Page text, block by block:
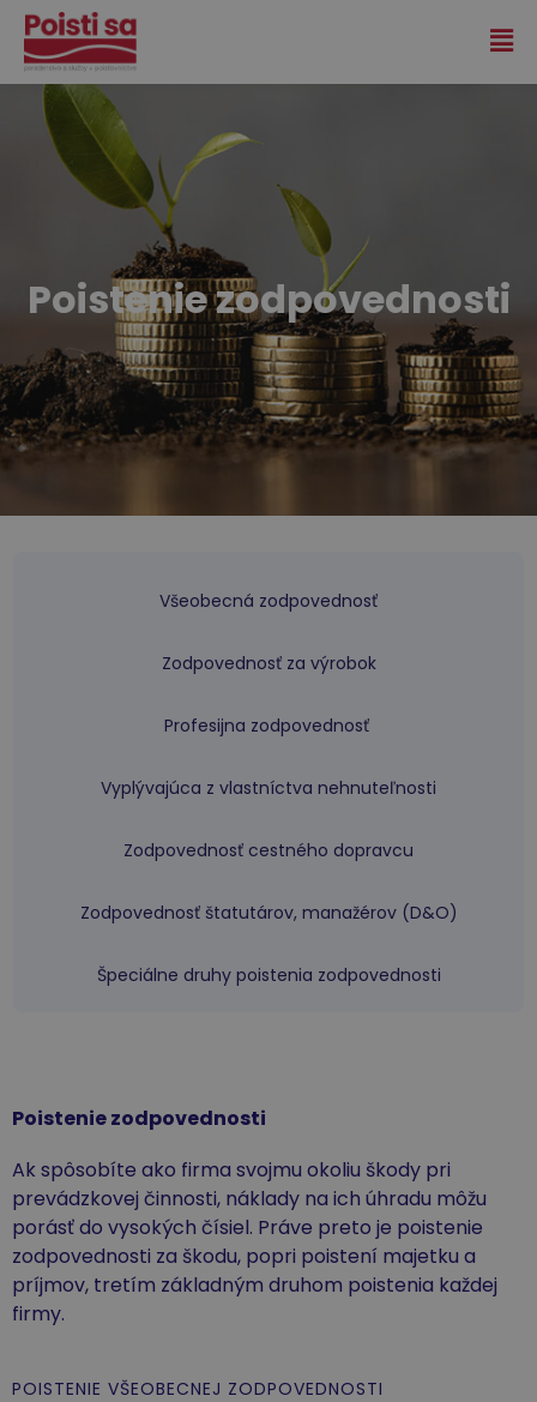
Poistenie zodpovednosti
Všeobecná zodpovednosť
Zodpovednosť za výrobok
Profesijna zodpovednosť
Vyplývajúca z vlastníctva nehnuteľnosti
Zodpovednosť cestného dopravcu
Zodpovednosť štatutárov, manažérov (D&O)
Špeciálne druhy poistenia zodpovednosti
Poistenie zodpovednosti
Ak spôsobíte ako firma svojmu okoliu škody pri
prevádzkovej činnosti, náklady na ich úhradu môžu
porásť do vysokých čísiel. Práve preto je poistenie
zodpovednosti za škodu, popri poistení majetku a
príjmov, tretím základným druhom poistenia každej
firmy.
POISTENIE VŠEOBECNEJ ZODPOVEDNOSTI